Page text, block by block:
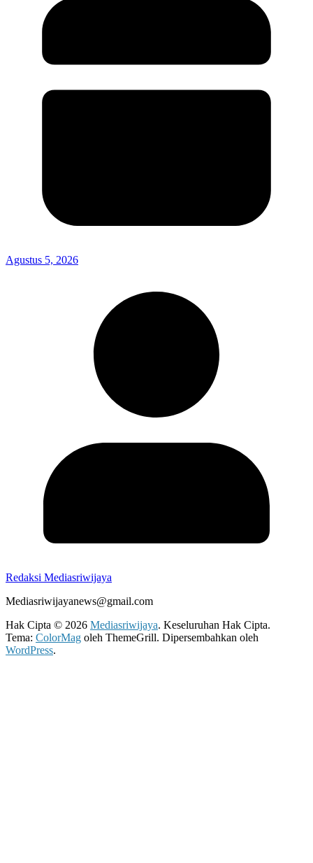
Agustus 5, 2026
Redaksi Mediasriwijaya
Mediasriwijayanews@gmail.com
Hak Cipta © 2026 Mediasriwijaya. Keseluruhan Hak Cipta.
Tema: ColorMag oleh ThemeGrill. Dipersembahkan oleh
WordPress.